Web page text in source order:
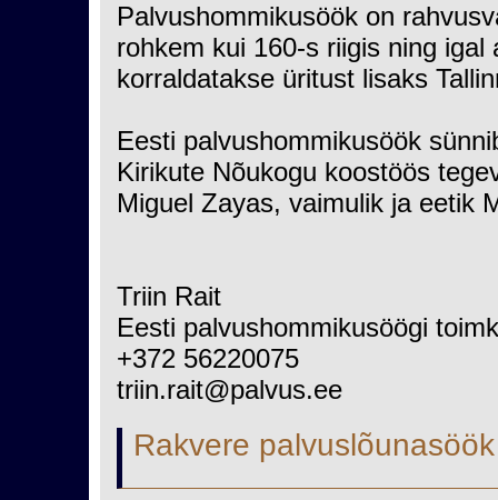
Palvushommikusöök on
rohkem kui 160-s riigis ning
korraldatakse üritust lisaks
Eesti palvushommikusöök
Kirikute Nõukogu koostöös
Miguel Zayas, vaimulik ja eetik
Triin Rait
Eesti palvushommikusöögi
+372 56220075
triin.rait@palvus.ee
Rakvere palvuslõunasöök